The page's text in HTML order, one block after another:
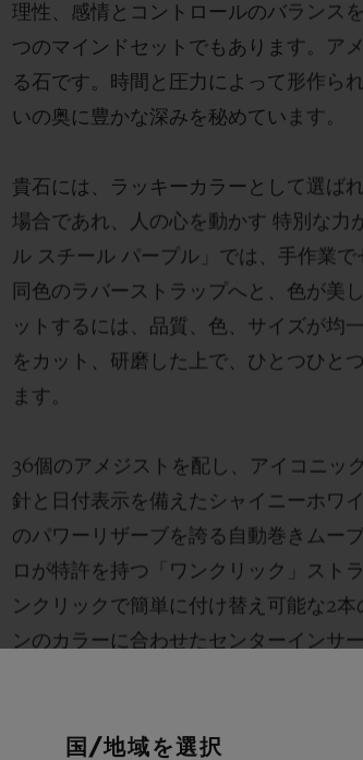
理性、感情とコントロールのバランス
つのマインドセットでもあります。ア
る石です。時間と圧力によって形作ら
いの奥に豊かな深みを秘めています。
貴石には、ラッキーカラーとして選ば
場合であれ、人の心を動かす 特別な力
ル スチール パープル」では、手作業
同色のラバーストラップへと、色が美
ットするには、品質、色、サイズが均
をカット、研磨した上で、ひとつひと
ます。
36個のアメジストを配し、アイコニッ
針と日付表示を備えたシャイニーホワ
のパワーリザーブを誇る自動巻きム
ロが特許を持つ「ワンクリック」スト
ンクリックで簡単に付け替え可能な2
ンのカラーに合わせたセンターインサ
ストラップ、もうひとつはホワイトラ
国/地域を選択